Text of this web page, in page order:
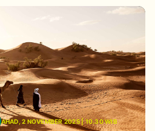
AHAD, 2 NOVEMBER 2025 | 10.30 WIB